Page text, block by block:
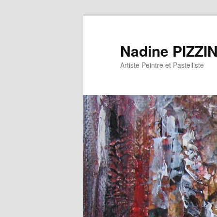
Nadine
Artiste Peintre et Pastelliste